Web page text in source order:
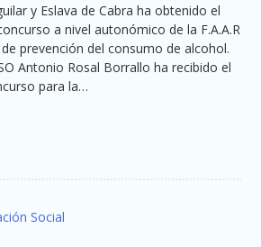
y Eslava de Cabra ha obtenido el
a nivel autonómico de la F.A.A.R
prevención del consumo de alcohol.
Antonio Rosal Borrallo ha recibido el
para la…